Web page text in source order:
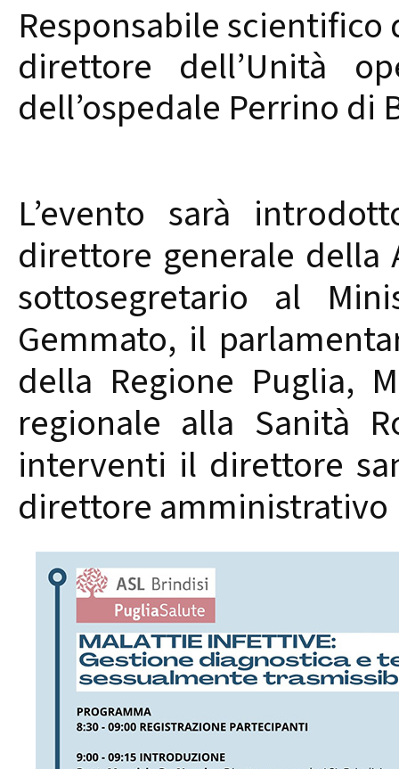
Responsabile scientifico
direttore dell’Unità
dell’ospedale Perrino di
L’evento sarà
direttore generale della
sottosegretario al
Gemmato, il
della Regione Puglia,
regionale alla Sanità
interventi il direttore
direttore amministrativo